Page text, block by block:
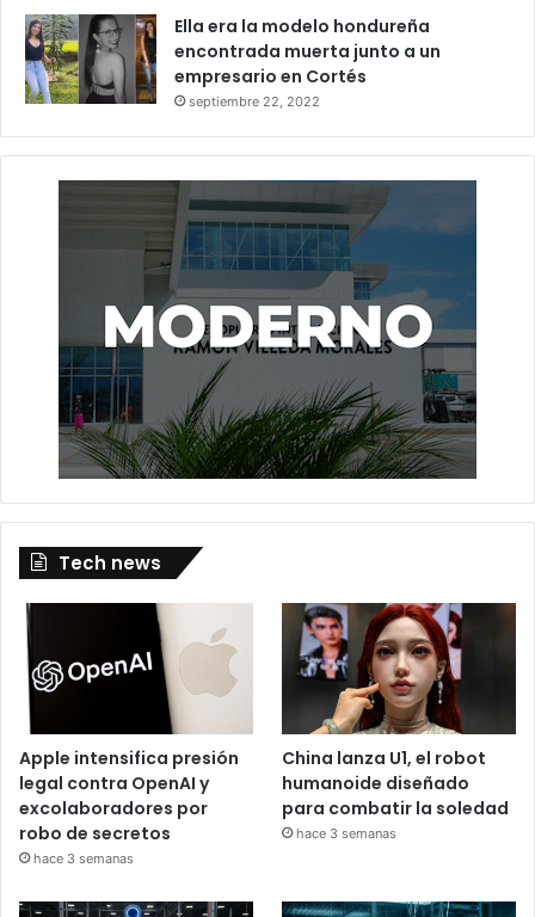
Ella era la modelo hondureña
encontrada muerta junto a un
empresario en Cortés
septiembre 22, 2022
Tech news
Apple intensifica presión
legal contra OpenAI y
excolaboradores por
robo de secretos
hace 3 semanas
China lanza U1, el robot
humanoide diseñado
para combatir la soledad
hace 3 semanas